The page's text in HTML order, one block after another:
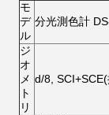
モ
デ
ル
分光測色計
ジ
オ
メ
ト
リ
d/8,